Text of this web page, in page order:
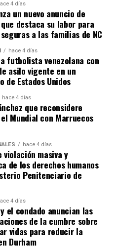
4 días
un nuevo anuncio de
destaca su labor para
a las familias de NC
hace 4 días
futbolista venezolana con
asilo vigente en un
de Estados Unidos
hace 4 días
que reconsidere
Mundial con Marruecos
hace 4 días
violación masiva y
de los derechos humanos
Penitenciario de
4 días
el condado anuncian las
de la cumbre sobre
vidas para reducir la
Durham